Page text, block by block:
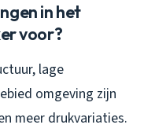
in het
voor?
lage
omgeving zijn
meer drukvariaties.